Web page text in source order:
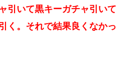
引いて黒キーガチャ引いて
く。それで結果良くなかっ